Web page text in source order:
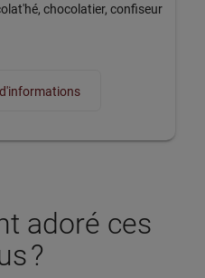
chocolatier, confiseur
adoré ces
?